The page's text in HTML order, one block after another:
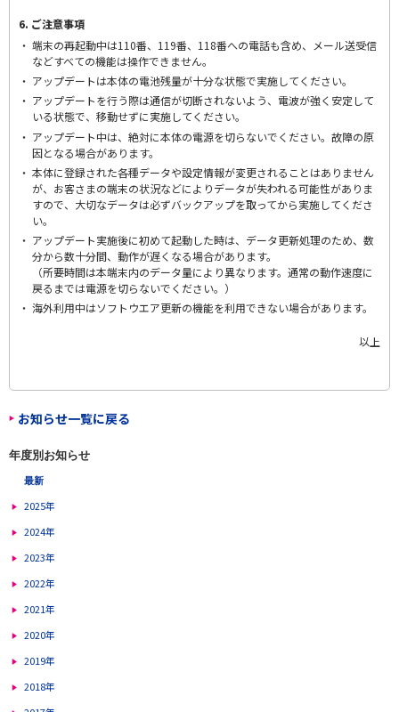
6. ご注意事項
端末の再起動中は110番、119番、118番への電話も含め、メール送受信
などすべての機能は操作できません。
アップデートは本体の電池残量が十分な状態で実施してください。
アップデートを行う際は通信が切断されないよう、電波が強く安定して
いる状態で、移動せずに実施してください。
アップデート中は、絶対に本体の電源を切らないでください。故障の原
因となる場合があります。
本体に登録された各種データや設定情報が変更されることはありません
が、お客さまの端末の状況などによりデータが失われる可能性がありま
すので、大切なデータは必ずバックアップを取ってから実施してくださ
い。
アップデート実施後に初めて起動した時は、データ更新処理のため、数
分から数十分間、動作が遅くなる場合があります。
（所要時間は本端末内のデータ量により異なります。通常の動作速度に
戻るまでは電源を切らないでください。）
海外利用中はソフトウエア更新の機能を利用できない場合があります。
以上
お知らせ一覧に戻る
年度別お知らせ
最新
2025年
2024年
2023年
2022年
2021年
2020年
2019年
2018年